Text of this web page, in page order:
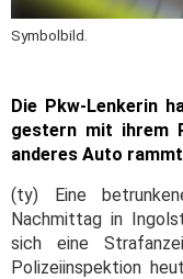
Symbolbild.
Die Pkw-Lenkerin
gestern mit ihrem
anderes Auto
(ty) Eine
Nachmittag in
sich eine
Polizeiinspektion